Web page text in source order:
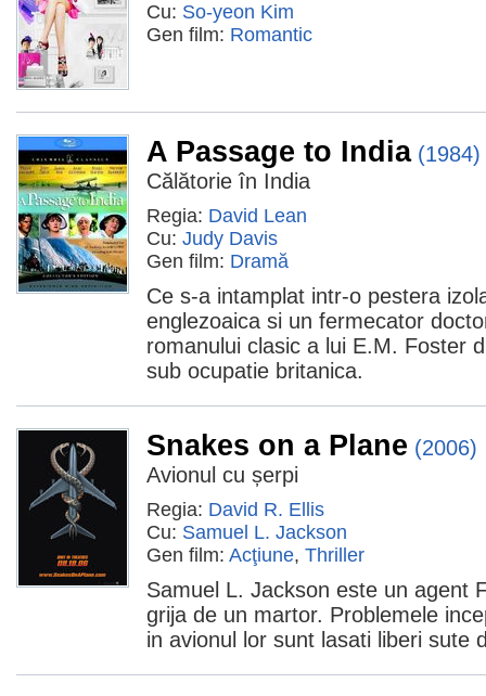
Cu: So-yeon Kim
Gen film: Romantic
A Passage to India (1984)
Călătorie în India
Regia: David Lean
Cu: Judy Davis
Gen film: Dramă
Ce s-a intamplat intr-o pestera
englezoaica si un fermecator
romanului clasic a lui E.M. Foster
sub ocupatie britanica.
Snakes on a Plane (2006)
Avionul cu șerpi
Regia: David R. Ellis
Cu: Samuel L. Jackson
Gen film: Acţiune, Thriller
Samuel L. Jackson este un agent
grija de un martor. Problemele
in avionul lor sunt lasati liberi sute